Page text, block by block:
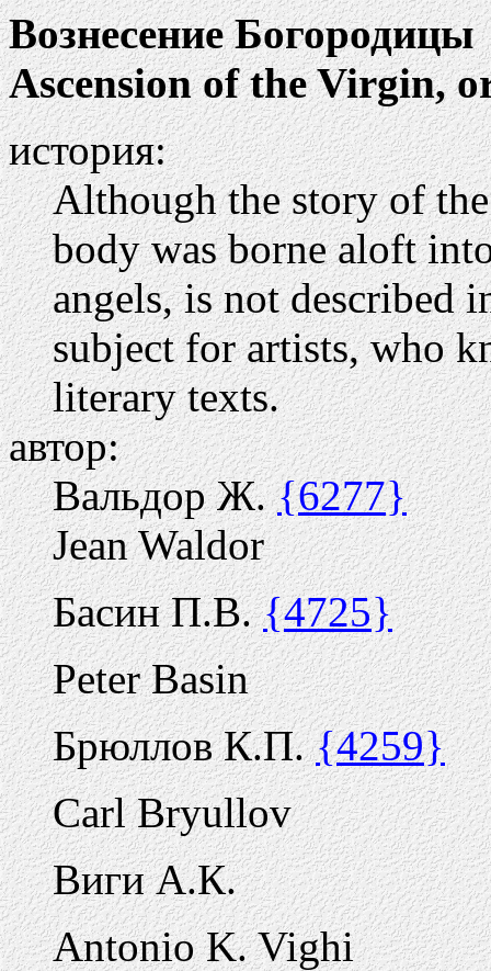
Вознесение Богородицы
Ascension of the Virgin,
история:
Although the story of
body was borne aloft
angels, is not described
subject for artists, who
literary texts.
автор:
Вальдор Ж.{6277}
Jean Waldor
Басин П.В.{4725}
Peter Basin
Брюллов К.П.{4259}
Carl Bryullov
Виги А.К.
Antonio K. Vighi